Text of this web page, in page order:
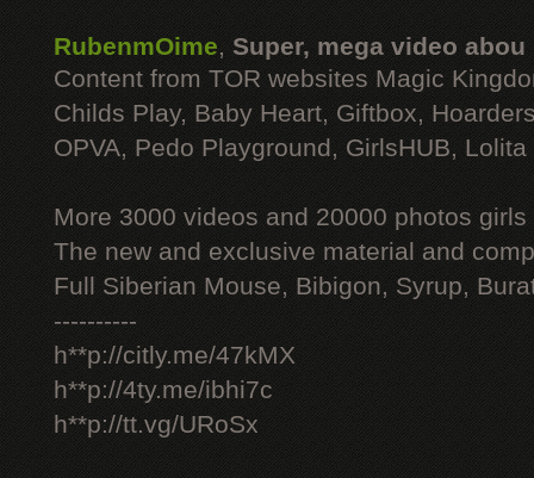
RubenmOime, Super, mega video abou
Content from TOR websites Magic
Childs Play, Baby Heart, Giftbox,
OPVA, Pedo Playground, GirlsHUB, Lolita
More 3000 videos and 20000 photos
The new and exclusive material and
Full Siberian Mouse, Bibigon, Syrup,
----------
h**p://citly.me/47kMX
h**p://4ty.me/ibhi7c
h**p://tt.vg/URoSx